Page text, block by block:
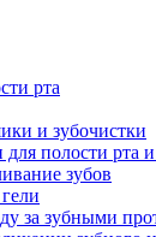
рта
и зубочистки
полости рта
зубов
за зубными